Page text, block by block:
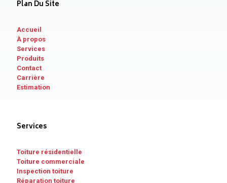
Plan Du Site
Accueil
À propos
Services
Produits
Contact
Carrière
Estimation
Services
Toiture résidentielle
Toiture commerciale
Inspection toiture
Réparation toiture